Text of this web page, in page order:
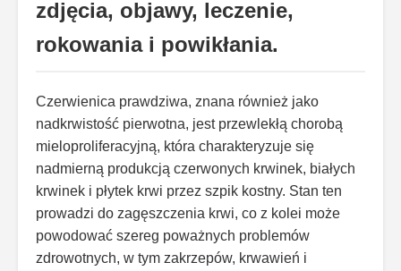
zdjęcia, objawy, leczenie,
rokowania i powikłania.
Czerwienica prawdziwa, znana również jako
nadkrwistość pierwotna, jest przewlekłą chorobą
mieloproliferacyjną, która charakteryzuje się
nadmierną produkcją czerwonych krwinek, białych
krwinek i płytek krwi przez szpik kostny. Stan ten
prowadzi do zagęszczenia krwi, co z kolei może
powodować szereg poważnych problemów
zdrowotnych, w tym zakrzepów, krwawień i